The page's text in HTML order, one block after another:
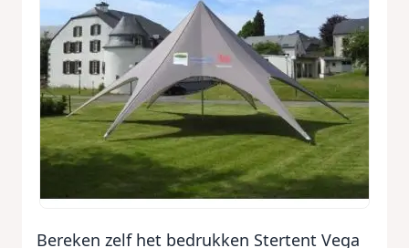
Bereken zelf het bedrukken Stertent Vega